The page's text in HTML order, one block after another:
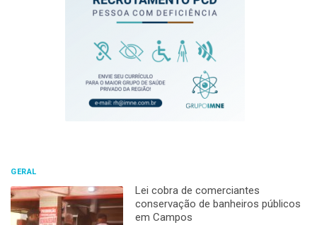
GERAL
Lei cobra de comerciantes
conservação de banheiros públicos
em Campos